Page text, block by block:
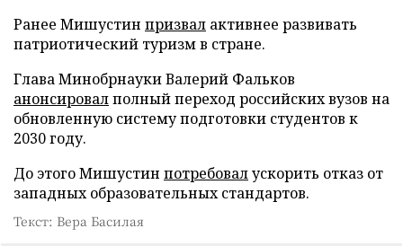
Ранее Мишустин призвал активнее развивать
патриотический туризм в стране.
Глава Минобрнауки Валерий Фальков
анонсировалполный переход российских вузов на
обновленную систему подготовки студентов к
2030 году.
До этого Мишустин потребовалускорить отказ от
западных образовательных стандартов.
Текст: Вера Басилая